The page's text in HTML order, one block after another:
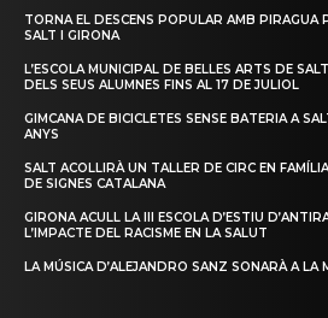
TORNA EL DESCENS POPULAR AMB PIRAGUA
SALT I GIRONA
L’ESCOLA MUNICIPAL DE BELLES ARTS DE
DELS SEUS ALUMNES FINS AL 17 DE JULIOL
GIMCANA DE BICICLETES SENSE BATERIA A
ANYS
SALT ACOLLIRÀ UN TALLER DE CIRC EN
DE SIGNES CATALANA
GIRONA ACULL LA III ESCOLA D’ESTIU
L’IMPACTE DEL RACISME EN LA SALUT
LA MÚSICA D’ALEJANDRO SANZ SONARÀ A LA